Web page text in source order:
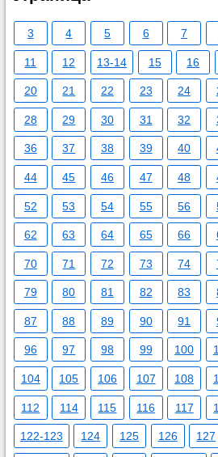
3 4 5 6 7
11 12 13-14 15 16
20 21 22 23 24
28 29 30 31 32
36 37 38 39 40
44 45 46 47 48
52 53 54 55 56
62 63 64 65 66
70 71 72 73 74
79 80 81 82 83
87 88 89 90 91
96 97 98 99 100
104 105 106 107 108
112 114 115 116 117
122-123 124 125 126 127